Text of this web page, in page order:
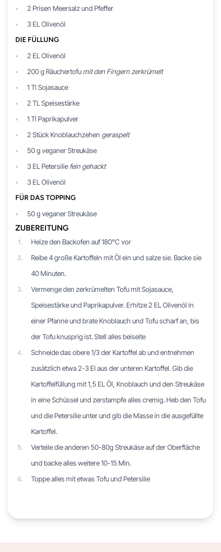
2 Prisen Meersalz und Pfeffer
3 EL Olivenöl
DIE FÜLLUNG
2 EL Olivenöl
200g Räuchertofu mit den Fingern zerkrümelt
1 Tl Sojasauce
2 TL Speisestärke
1 Tl Paprikapulver
2 Stück Knoblauchzehen geraspelt
50g veganer Streukäse
3 EL Petersilie fein gehackt
3 EL Olivenöl
FÜR DAS TOPPING
50g veganer Streukäse
ZUBEREITUNG
1.
Heize den Backofen auf 180°C vor
2.
Reibe 4 große Kartoffeln mit Öl ein und salze sie. Backe sie
40 Minuten.
3.
Vermenge den zerkrümelten Tofu mit Sojasauce,
Speisestärke und Paprikapulver. Erhitze 2 EL Olivenöl in
einer Pfanne und brate Knoblauch und Tofu scharf an, bis
der Tofu knusprig ist. Stell alles beiseite
4.
Schneide das obere 1/3 der Kartoffel ab und entnehmen
zusätzlich etwa 2-3 El aus der unteren Kartoffel. Gib die
Kartoffelfüllung mit 1,5 EL Öl, Knoblauch und den Streukäse
in eine Schüssel und zerstampfe alles cremig. Heb den Tofu
und die Petersilie unter und gib die Masse in die ausgefüllte
Kartoffel.
5.
Verteile die anderen 50-80g Streukäse auf der Oberfläche
und backe alles weitere 10-15 Min.
6. Toppe alles mit etwas Tofu und Petersilie